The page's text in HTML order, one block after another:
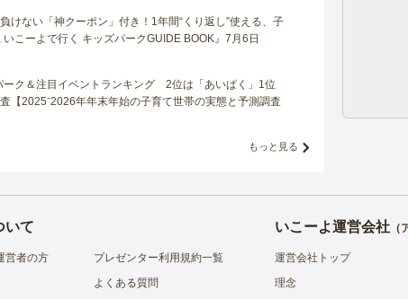
けない「神クーポン」付き！1年間“くり返し”使える、子
こーよで行く キッズパークGUIDE BOOK』7月6日
ク＆注目イベントランキング 2位は「あいぱく」1位
【2025⁻2026年年末年始の子育て世帯の実態と予測調査
もっと見る
いて
営者の方
プレゼンター利用規約一覧
よくある質問
いこーよ運営会社（
運営会社トップ
理念